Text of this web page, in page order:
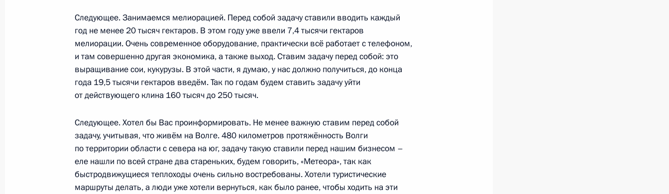
Посещение нового хоккейного училища в Ярославле
1 сентября 2017 года, 17:45 Ярославль
3–5 сентября Президент посетит Китай для участия в саммите
1 сентября 2017 года, 16:45
Встреча с врио губернатора Ярославской области Дмитрием
Мироновым
Следующее. Занимаемся мелиорацией. Перед собой задачу ставили вводить каждый
год не менее 20 тысяч гектаров. В этом году уже ввели 7,4 тысячи гектаров
мелиорации. Очень современное оборудование, практически всё работает с телефоном,
и там совершенно другая экономика, а также выход. Ставим задачу перед собой: это
выращивание сои, кукурузы. В этой части, я думаю, у нас должно получиться, до конца
года 19,5 тысячи гектаров введём. Так по годам будем ставить задачу уйти
от действующего клина 160 тысяч до 250 тысяч.
Следующее. Хотел бы Вас проинформировать. Не менее важную ставим перед собой
задачу, учитывая, что живём на Волге. 480 километров протяжённость Волги
по территории области с севера на юг, задачу такую ставили перед нашим бизнесом –
еле нашли по всей стране два стареньких, будем говорить, «Метеора», так как
быстродвижущиеся теплоходы очень сильно востребованы. Хотели туристические
маршруты делать, а люди уже хотели вернуться, как было ранее, чтобы ходить на эти